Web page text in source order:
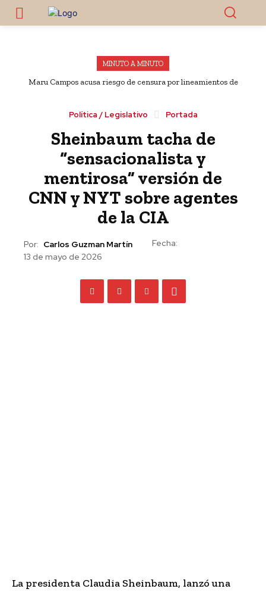
MINUTO A MINUTO
Maru Campos acusa riesgo de censura por lineamientos de
Política / Legislativo Portada
Sheinbaum tacha de
“sensacionalista y
mentirosa” versión de
CNN y NYT sobre agentes
de la CIA
Por: Carlos Guzman Martín
Fecha:
13 de mayo de 2026
La presidenta Claudia Sheinbaum, lanzó una